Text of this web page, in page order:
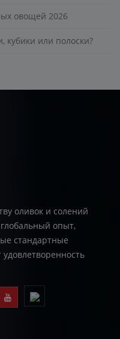
овощей 2026
или полоски?
оливок и солений
опыт,
стандартные